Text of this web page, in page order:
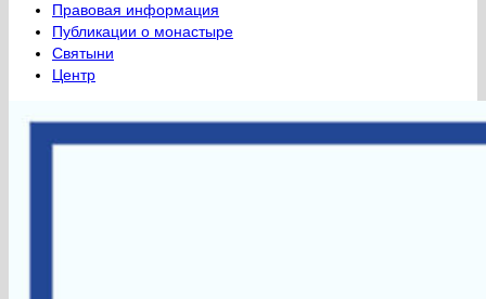
Правовая информация
Публикации о монастыре
Святыни
Центр